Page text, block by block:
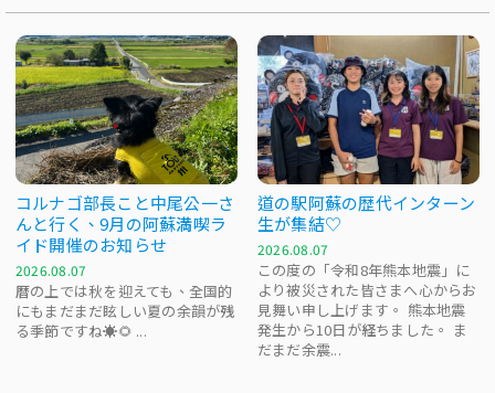
コルナゴ部長こと中尾公一さ
んと行く、9月の阿蘇満喫ラ
イド開催のお知らせ
2026.08.07
暦の上では秋を迎えても、全国的
にもまだまだ眩しい夏の余韻が残
る季節ですね☀️🌻 ...
道の駅阿蘇の歴代インターン
生が集結♡
2026.08.07
この度の「令和8年熊本地震」に
より被災された皆さまへ心からお
見舞い申し上げます。 熊本地震
発生から10日が経ちました。 ま
だまだ余震...